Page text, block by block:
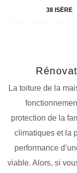
38 ISÈRE
La toiture de la
protection de la
climatiques et la
performance
viable. Alors, si